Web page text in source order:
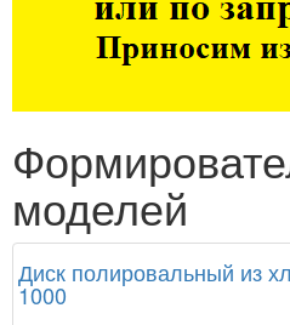
моделей
Диск полировальный из
1000